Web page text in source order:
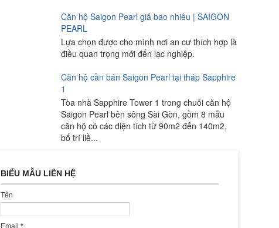
Căn hộ Saigon Pearl giá bao nhiêu | SAIGON
PEARL
Lựa chọn được cho mình nơi an cư thích hợp là
điều quan trọng mới đến lạc nghiệp.
Căn hộ cần bán Saigon Pearl tại tháp Sapphire
1
Tòa nhà Sapphire Tower 1 trong chuỗi căn hộ
Saigon Pearl bên sông Sài Gòn, gồm 8 mẫu
căn hộ có các diện tích từ 90m2 đến 140m2,
bố trí liề...
BIỂU MẪU LIÊN HỆ
Tên